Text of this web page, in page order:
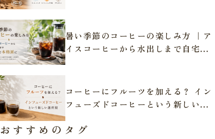
暑い季節のコーヒーの楽しみ方 ｜ア
イスコーヒーから水出しまで自宅で
本格派に
コーヒーにフルーツを加える？ イン
フューズドコーヒーという新しい選
択肢
おすすめのタグ